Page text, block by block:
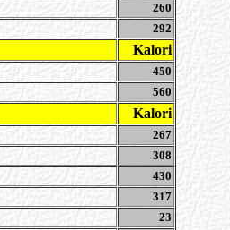
260
292
Kalori
450
560
Kalori
267
308
430
317
23